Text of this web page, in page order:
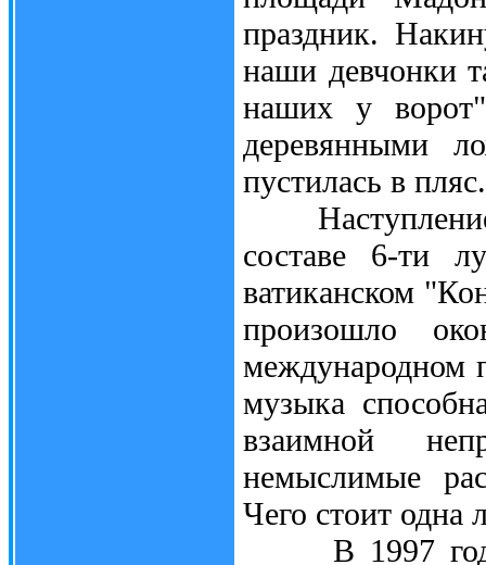
праздник.
наши девчонки
наших у
деревянными
пустилась в пляс.
Наступление
составе 6-ти
ватиканском
произошло
международном
музыка
взаимной
немыслимые
Чего стоит одна
В 1997 году